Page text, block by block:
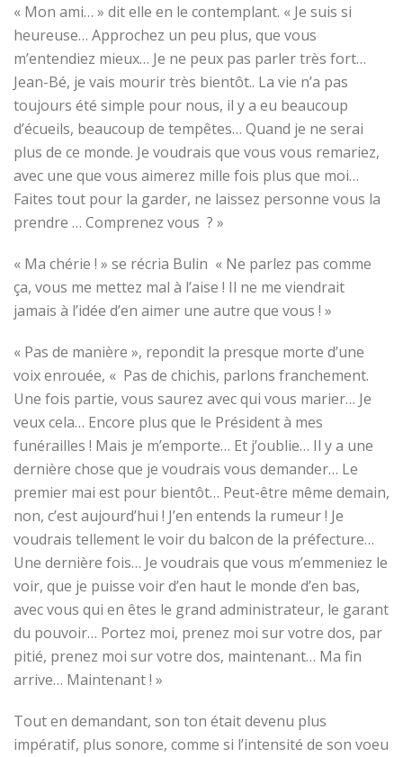
« Mon ami… » dit elle en le contemplant. « Je suis si
heureuse… Approchez un peu plus, que vous
m’entendiez mieux… Je ne peux pas parler très fort…
Jean-Bé, je vais mourir très bientôt.. La vie n’a pas
toujours été simple pour nous, il y a eu beaucoup
d’écueils, beaucoup de tempêtes… Quand je ne serai
plus de ce monde. Je voudrais que vous vous remariez,
avec une que vous aimerez mille fois plus que moi…
Faites tout pour la garder, ne laissez personne vous la
prendre … Comprenez vous ? »
« Ma chérie ! » se récria Bulin « Ne parlez pas comme
ça, vous me mettez mal à l’aise ! Il ne me viendrait
jamais à l’idée d’en aimer une autre que vous ! »
« Pas de manière », repondit la presque morte d’une
voix enrouée, « Pas de chichis, parlons franchement.
Une fois partie, vous saurez avec qui vous marier… Je
veux cela… Encore plus que le Président à mes
funérailles ! Mais je m’emporte… Et j’oublie… Il y a une
dernière chose que je voudrais vous demander… Le
premier mai est pour bientôt… Peut-être même demain,
non, c’est aujourd’hui ! J’en entends la rumeur ! Je
voudrais tellement le voir du balcon de la préfecture…
Une dernière fois… Je voudrais que vous m’emmeniez le
voir, que je puisse voir d’en haut le monde d’en bas,
avec vous qui en êtes le grand administrateur, le garant
du pouvoir… Portez moi, prenez moi sur votre dos, par
pitié, prenez moi sur votre dos, maintenant… Ma fin
arrive… Maintenant ! »
Tout en demandant, son ton était devenu plus
impératif, plus sonore, comme si l’intensité de son voeu